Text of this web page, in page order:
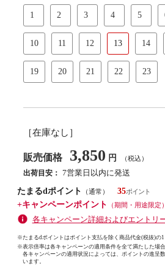
1 2 3 4 5
10 11 12 13 14
19 20 21 22 23
［在庫なし］
販売価格 3,850 円 （税込）
出荷目安： 7営業日以内に発送
たまるdポイント
（通常）
35
+キャンペーンポイント
（期間・用途限定）
各キャンペーン詳細およびエントリ
※たまるdポイントはポイント支払を除く商品代金(税抜)の1
※表示倍率は各キャンペーンの適用条件を全て満たした場合
各キャンペーンの適用状況によっては、ポイントの進呈
います。